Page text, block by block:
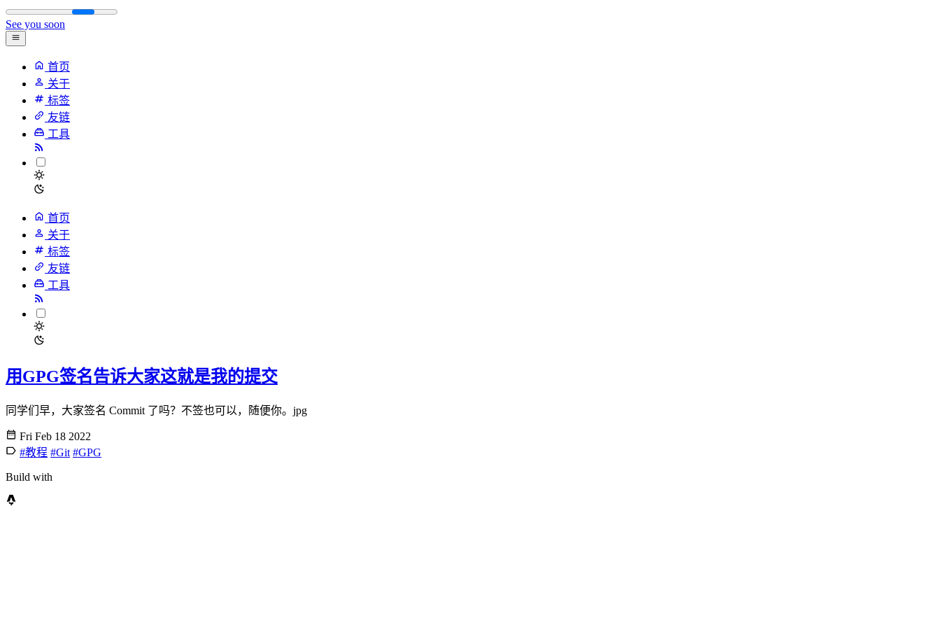
See you soon
首页
关于
标签
友链
工具
首页
关于
标签
友链
工具
用GPG签名告诉大家这就是我的提交
同学们早，大家签名 Commit 了吗？不签也可以，随便你。jpg
Fri Feb 18 2022
#教程 #Git #GPG
Build with